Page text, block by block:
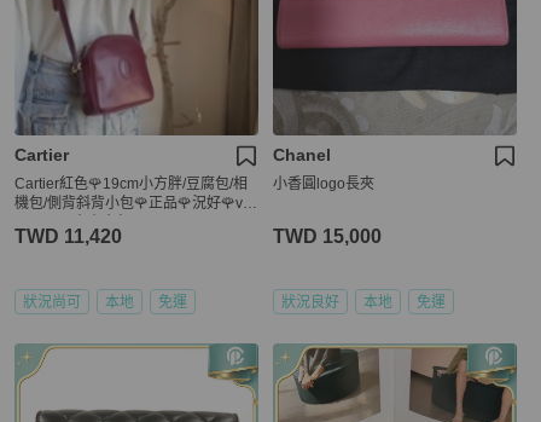
Cartier
Cartier紅色🌹19cm小方胖/豆腐包/相
機包/側背斜背小包🌹正品🌹況好🌹vin
TWD 11,420
狀況尚可 本地 免運
Chanel
小香圓logo長夾
TWD 15,000
狀況良好 本地 免運